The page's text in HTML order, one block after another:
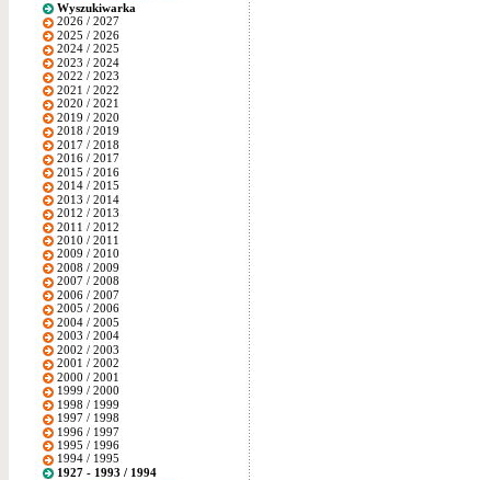
Wyszukiwarka
2026 / 2027
2025 / 2026
2024 / 2025
2023 / 2024
2022 / 2023
2021 / 2022
2020 / 2021
2019 / 2020
2018 / 2019
2017 / 2018
2016 / 2017
2015 / 2016
2014 / 2015
2013 / 2014
2012 / 2013
2011 / 2012
2010 / 2011
2009 / 2010
2008 / 2009
2007 / 2008
2006 / 2007
2005 / 2006
2004 / 2005
2003 / 2004
2002 / 2003
2001 / 2002
2000 / 2001
1999 / 2000
1998 / 1999
1997 / 1998
1996 / 1997
1995 / 1996
1994 / 1995
1927 - 1993 / 1994